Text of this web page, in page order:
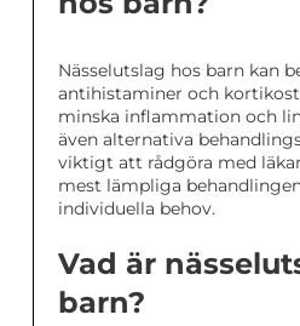
Nässelutslag hos barn kan
antihistaminer och
minska inflammation och
även alternativa
viktigt att rådgöra med
mest lämpliga
individuella behov.
Vad är
barn?